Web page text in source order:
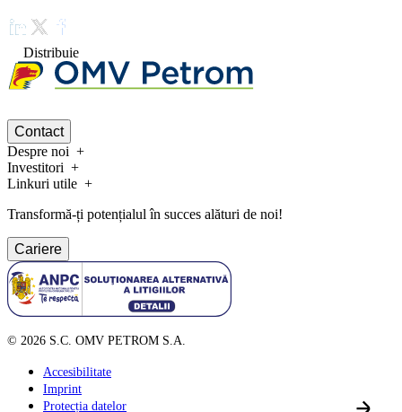
Distribuie
Contact
Despre noi
Investitori
Linkuri utile
Transformă-ți potențialul în succes alături de noi!
Cariere
© 2026 S.C. OMV PETROM S.A.
Accesibilitate
Imprint
Protecția datelor